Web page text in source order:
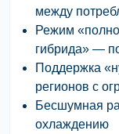
между
Режим
гибрида» —
Поддержка
регионов с
Бесшумная
охлаждению